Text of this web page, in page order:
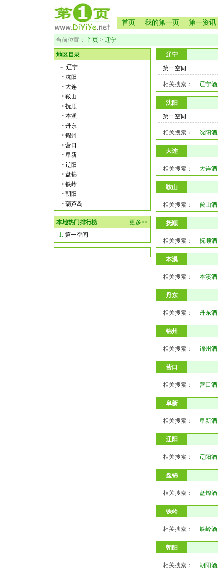
首页 我的第一页 第一资讯
当前位置： 首页 > 辽宁
地区目录
－ 辽宁
• 沈阳
• 大连
• 鞍山
• 抚顺
• 本溪
• 丹东
• 锦州
• 营口
• 阜新
• 辽阳
• 盘锦
• 铁岭
• 朝阳
• 葫芦岛
本地热门排行榜
更多>>
1. 第一空间
辽宁
第一空间
相关搜索： 辽宁
沈阳
第一空间
相关搜索： 沈阳
大连
相关搜索： 大连
鞍山
相关搜索： 鞍山
抚顺
相关搜索： 抚顺
本溪
相关搜索： 本溪
丹东
相关搜索： 丹东
锦州
相关搜索： 锦州
营口
相关搜索： 营口
阜新
相关搜索： 阜新
辽阳
相关搜索： 辽阳
盘锦
相关搜索： 盘锦
铁岭
相关搜索： 铁岭
朝阳
相关搜索： 朝阳